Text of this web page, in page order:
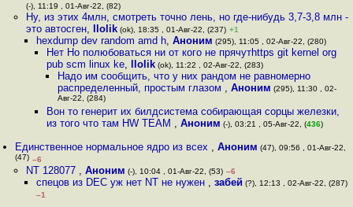
(-), 11:19 , 01-Авг-22, (82)
Ну, из этих 4млн, смотреть точно лень, но где-нибудь 3,7-3,8 млн -
это автосген, llolik(ok), 18:35 , 01-Авг-22, (237) +1
hexdump dev random amd h, Аноним (295), 11:05 , 02-Авг-22, (280)
Нет Но полюбоваться ни от кого не прячутhttps git kernel org
pub scm linux ke, llolik (ok), 11:22 , 02-Авг-22, (283)
Надо им сообщить, что у них рандом не равномерно
распределенный, простым глазом , Аноним (295), 11:30 , 02-
Авг-22, (284)
Вон то генерит их билдсистема собирающая сорцы железки,
из того что там HW TEAM ,Аноним (-), 03:21 , 05-Авг-22, (436)
Единственное нормальное ядро из всех ,Аноним (47), 09:56 , 01-Авг-22,
(47) –6
NT 128077 , Аноним (-), 10:04 , 01-Авг-22, (53) –6
спецов из DEC уж нет NT не нужен , забей (?), 12:13 , 02-Авг-22, (287)
–1